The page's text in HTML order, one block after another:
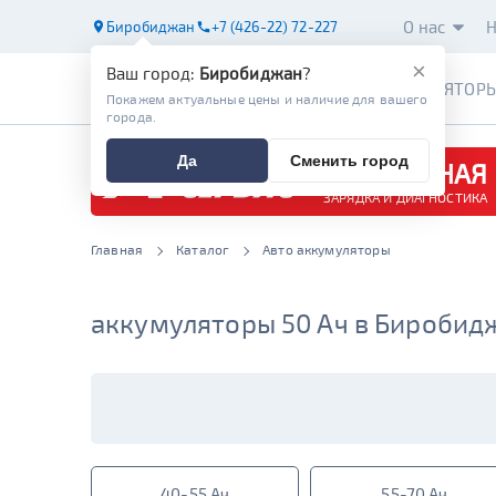
Биробиджан +7 (426-22) 72-227 О нас
БЕСПЛАТНАЯ
ЗАРЯДКА И ДИАГНОСТИКА
Главная Каталог Авто аккумуляторы
аккумуляторы 50 Ач в
×
Ваш город: Биробиджан?
Покажем актуальные цены и наличие для вашего
города.
Да Сменить город